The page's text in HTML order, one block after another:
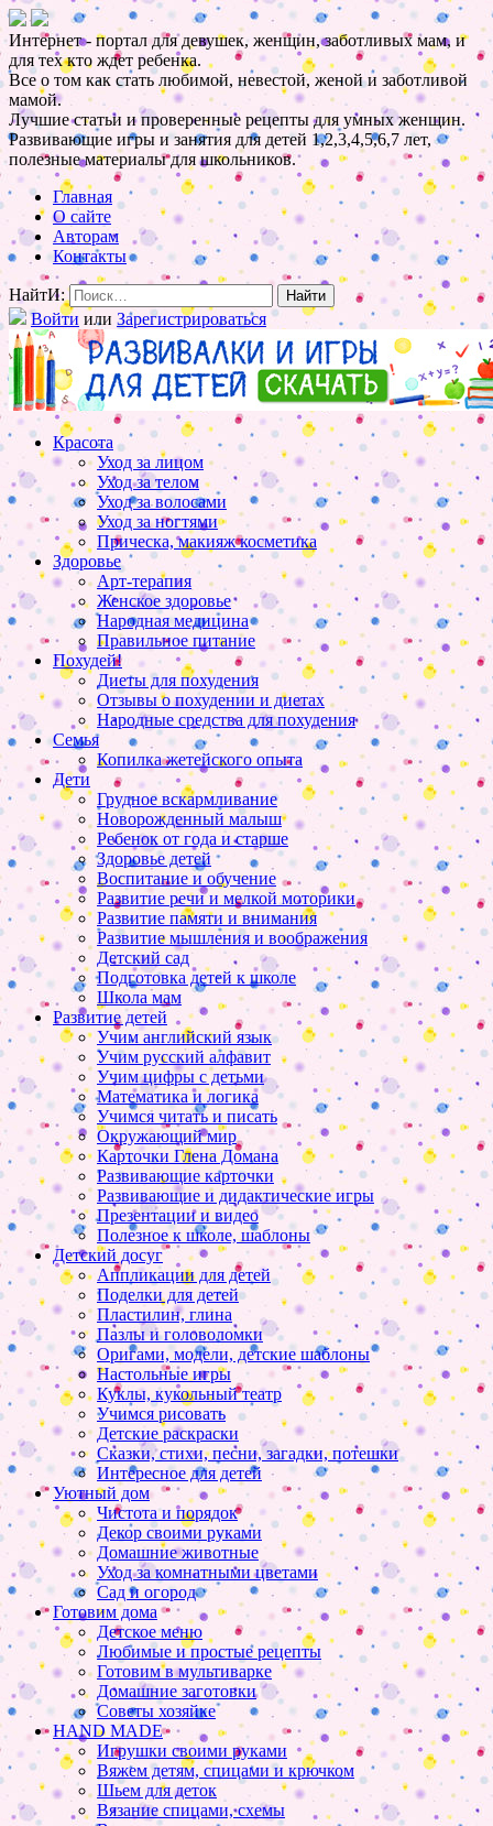
Интернет - портал для девушек, женщин, заботливых мам, и
для тех кто ждет ребенка.
Все о том как стать любимой, невестой, женой и заботливой
мамой.
Лучшие статьи и проверенные рецепты для умных женщин.
Развивающие игры и занятия для детей 1,2,3,4,5,6,7 лет,
полезные материалы для школьников.
Главная
О сайте
Авторам
Контакты
НайтИ:
Войти или Зарегистрироваться
Красота
Уход за лицом
Уход за телом
Уход за волосами
Уход за ногтями
Прическа, макияж косметика
Здоровье
Арт-терапия
Женское здоровье
Народная медицина
Правильное питание
Похудей!
Диеты для похудения
Отзывы о похудении и диетах
Народные средства для похудения
Семья
Копилка жетейского опыта
Дети
Грудное вскармливание
Новорожденный малыш
Ребенок от года и старше
Здоровье детей
Воспитание и обучение
Развитие речи и мелкой моторики
Развитие памяти и внимания
Развитие мышления и воображения
Детский сад
Подготовка детей к школе
Школа мам
Развитие детей
Учим английский язык
Учим русский алфавит
Учим цифры с детьми
Математика и логика
Учимся читать и писать
Окружающий мир
Карточки Глена Домана
Развивающие карточки
Развивающие и дидактические игры
Презентации и видео
Полезное к школе, шаблоны
Детский досуг
Аппликации для детей
Поделки для детей
Пластилин, глина
Пазлы и головоломки
Оригами, модели, детские шаблоны
Настольные игры
Куклы, кукольный театр
Учимся рисовать
Детские раскраски
Сказки, стихи, песни, загадки, потешки
Интересное для детей
Уютный дом
Чистота и порядок
Декор своими руками
Домашние животные
Уход за комнатными цветами
Сад и огород
Готовим дома
Детское меню
Любимые и простые рецепты
Готовим в мультиварке
Домашние заготовки
Советы хозяйке
HAND MADE
Игрушки своими руками
Вяжем детям, спицами и крючком
Шьем для деток
Вязание спицами, схемы